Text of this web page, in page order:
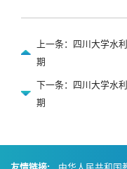
上一条：四川大学水
期
下一条：四川大学水
期